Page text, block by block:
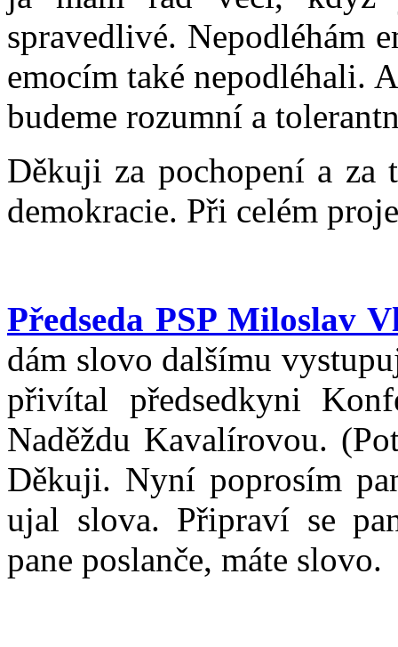
spravedlivé. Nepodléhám
emocím také nepodléhali.
budeme rozumní a
Děkuji za pochopení a za
demokracie. Při celém
Předseda PSP Miloslav
dám slovo dalšímu
přivítal předsedkyni
Naděždu Kavalírovou.
Děkuji. Nyní poprosím
ujal slova. Připraví se
pane poslanče, máte slovo.